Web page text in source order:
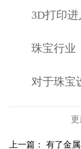
3D打印进入
珠宝行业
对于珠宝设
更
上一篇： 有了金